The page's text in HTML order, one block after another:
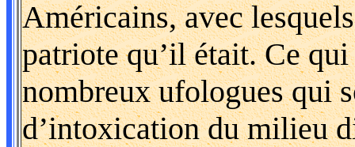
Américains, avec
patriote qu’il était. Ce
nombreux ufologues qui
d’intoxication du milieu